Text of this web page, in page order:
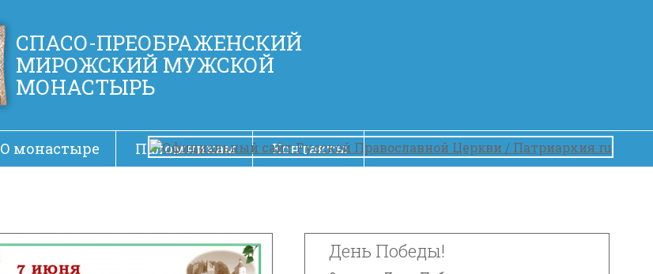
СПАСО-ПРЕОБРАЖЕНСКИЙ
МИРОЖСКИЙ МУЖСКОЙ
МОНАСТЫРЬ
О монастыре Паломникам Контакты
День Победы!